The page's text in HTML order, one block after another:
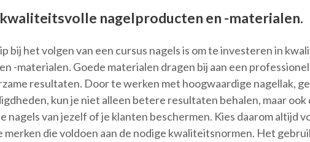
nagelproducten en -materialen.
bij het volgen van een cursus nagels is om te investeren in
-materialen. Goede materialen dragen bij aan een
resultaten. Door te werken met hoogwaardige nagellak,
kun je niet alleen betere resultaten behalen, maar ook
nagels van jezelf of je klanten beschermen. Kies daarom altijd
die voldoen aan de nodige kwaliteitsnormen. Het